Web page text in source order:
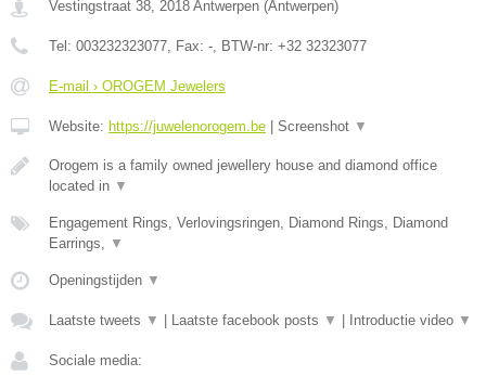
Vestingstraat 38, 2018 Antwerpen (Antwerpen)
Tel: 003232323077, Fax: -, BTW-nr: +32 32323077
E-mail › OROGEM Jewelers
Website: https://juwelenorogem.be Screenshot ▼
Orogem is a family owned jewellery house and diamond office
located in ▼
Engagement Rings, Verlovingsringen, Diamond Rings, Diamond
Earrings, ▼
Openingstijden ▼
Laatste tweets ▼ Laatste facebook posts ▼ Introductie video ▼
Sociale media: